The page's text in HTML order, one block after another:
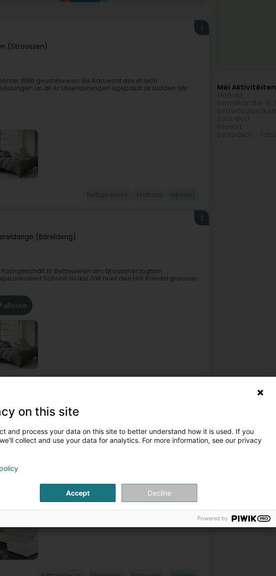
(Stroossen)
1
zënter 1986 geschriwwen. Eis Aarbecht ass et Iech
un all Är Ufuerderungen ugepasst ze bidden. Mir
(Bäreldeng)
2
Fachgeschäft fir Bettwueren am Groussherzogtum
zu där Zäit huet den Här Kandel grousse
Route
destination incontournable pour un sommeil de
soigneusement sélectionnés pour répondre à
Méi Aktivitéiten
on this site
and process your data on this site to better understand how it is used. If you
collect and use your data for analytics. For more information, see our privacy
Accept Decline
Powered by